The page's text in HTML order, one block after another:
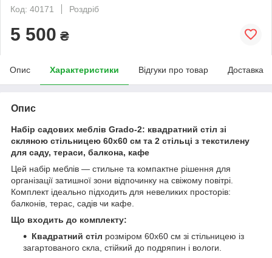
Код: 40171
Роздріб
5 500 ₴
Опис Характеристики Відгуки про товар Доставка
Опис
Набір садових меблів Grado-2: квадратний стіл зі
скляною стільницею 60x60 см та 2 стільці з текстилену
для саду, тераси, балкона, кафе
Цей набір меблів — стильне та компактне рішення для
організації затишної зони відпочинку на свіжому повітрі.
Комплект ідеально підходить для невеликих просторів:
балконів, терас, садів чи кафе.
Що входить до комплекту:
Квадратний стіл розміром 60x60 см зі стільницею із
загартованого скла, стійкий до подряпин і вологи.